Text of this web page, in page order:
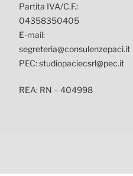
Partita IVA/C.F.:
04358350405
E-mail:
segreteria@consulenzepaci.it
PEC: studiopaciecsrl@pec.it
REA: RN – 404998